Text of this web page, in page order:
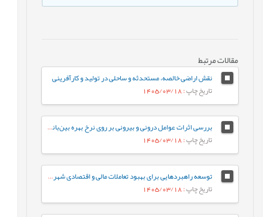
مقالات مرتبط
نقش اراضی خالصه، مستحدثه و ساحلی در تولید و کارآفرینی
تاریخ چاپ: 1405/03/18
بررسی اثرات عوامل درونی و بیرونی بر روی نرخ بهره بین‌بانکی در ایران
تاریخ چاپ: 1405/03/18
توسعه راهبردهایی برای بهبود تعاملات مالی و اقتصادی شهرداری‌ها و شرکت‌های خدماتی (مورد مطالعه: شهرداری تهران و شرکت‌های خدمات‌رسان آب و برق)
تاریخ چاپ: 1405/03/18